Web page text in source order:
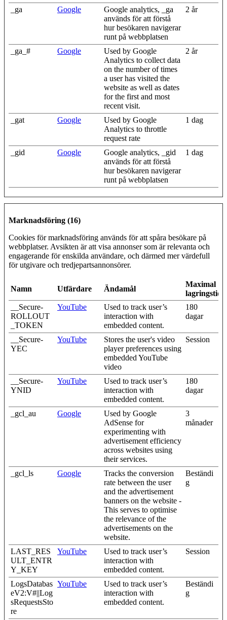
_ga Google
Google analytics, _ga
används för att förstå
hur besökaren navigerar
runt på webbplatsen
2 år
_ga_# Google
Used by Google
Analytics to collect data
on the number of times
a user has visited the
website as well as dates
for the first and most
recent visit.
2 år
_gat Google
Used by Google
Analytics to throttle
request rate
1 dag
_gid Google
Google analytics, _gid
används för att förstå
hur besökaren navigerar
runt på webbplatsen
1 dag
Marknadsföring (16)
Cookies för marknadsföring används för att spåra besökare på
webbplatser. Avsikten är att visa annonser som är relevanta och
engagerande för enskilda användare, och därmed mer värdefull
för utgivare och tredjepartsannonsörer.
Namn Utfärdare Ändamål
Maximal
lagringstid
__Secure-
ROLLOUT
_TOKEN
YouTube
Used to track user’s
interaction with
embedded content.
180
dagar
__Secure-
YEC
YouTube
Stores the user's video
player preferences using
embedded YouTube
video
Session
__Secure-
YNID
YouTube
Used to track user’s
interaction with
embedded content.
180
dagar
_gcl_au Google
Used by Google
AdSense for
experimenting with
advertisement efficiency
across websites using
their services.
3
månader
_gcl_ls Google
Tracks the conversion
rate between the user
and the advertisement
banners on the website -
This serves to optimise
the relevance of the
advertisements on the
website.
Beständi
g
LAST_RES
ULT_ENTR
Y_KEY
YouTube
Used to track user’s
interaction with
embedded content.
Session
LogsDatabas
eV2:V#||Log
sRequestsSto
re
YouTube
Used to track user’s
interaction with
embedded content.
Beständi
g